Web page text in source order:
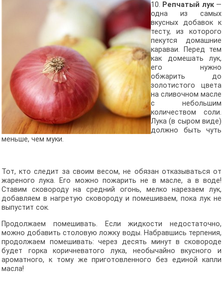
10. Репчатый лук—
одна из самых
вкусных добавок к
тесту, из которого
пекутся домашние
караваи. Перед тем
как домешать лук,
его нужно
обжарить до
золотистого цвета
на сливочном масле
с небольшим
количеством соли.
Лука (в сыром виде)
должно быть чуть
меньше, чем муки.
Тот, кто следит за своим весом, не обязан отказываться от
жареного лука. Его можно пожарить не в масле, а в воде!
Ставим сковороду на средний огонь, мелко нарезаем лук,
добавляем в нагретую сковороду и помешиваем, пока лук не
выпустит сок.
Продолжаем помешивать. Если жидкости недостаточно,
можно добавить столовую ложку воды. Набравшись терпения,
продолжаем помешивать: через десять минут в сковороде
будет горка коричневатого лука, необычайно вкусного и
ароматного, к тому же приготовленного без единой капли
масла!